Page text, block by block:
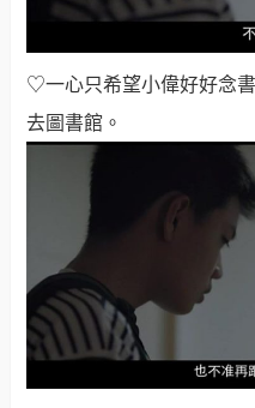
♡一心只希望小偉好好念
去圖書館。